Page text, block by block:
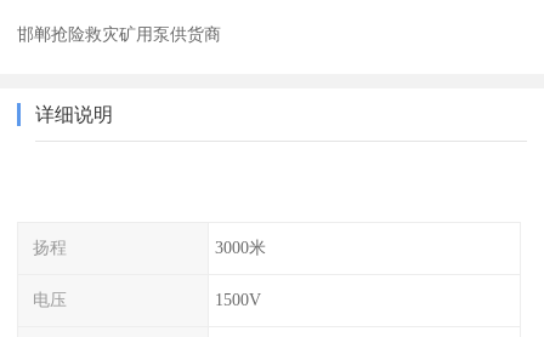
邯郸抢险救灾矿用泵供货商
详细说明
扬程 3000米
电压 1500V